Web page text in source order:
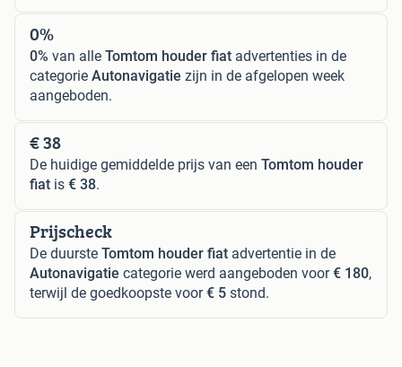
0%
0% van alle Tomtom houder fiat advertenties in de
categorie Autonavigatie zijn in de afgelopen week
aangeboden.
€ 38
De huidige gemiddelde prijs van een Tomtom houder
fiat is € 38.
Prijscheck
De duurste Tomtom houder fiat advertentie in de
Autonavigatie categorie werd aangeboden voor€ 180,
terwijl de goedkoopste voor€ 5 stond.